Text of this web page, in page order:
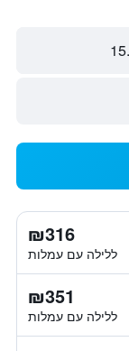
₪316
ללילה עם עמלות
₪351
ללילה עם עמלות